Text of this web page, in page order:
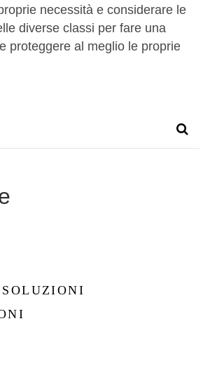
necessità e considerare le
diverse classi per fare una
proteggere al meglio le proprie